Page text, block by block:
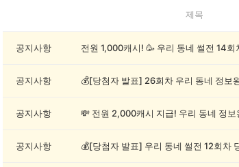
제
임/
제목
공지사항
공지사항
공지사항
공지사항